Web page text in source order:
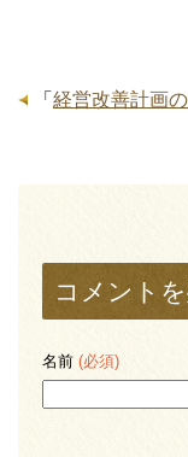
「 経営改善計画の
コメント
名前 (必須)